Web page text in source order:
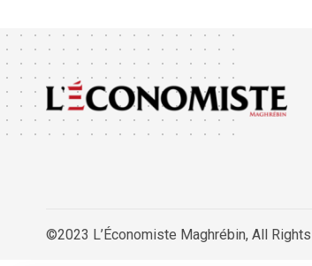
©2023 L’Économiste Maghrébin, All